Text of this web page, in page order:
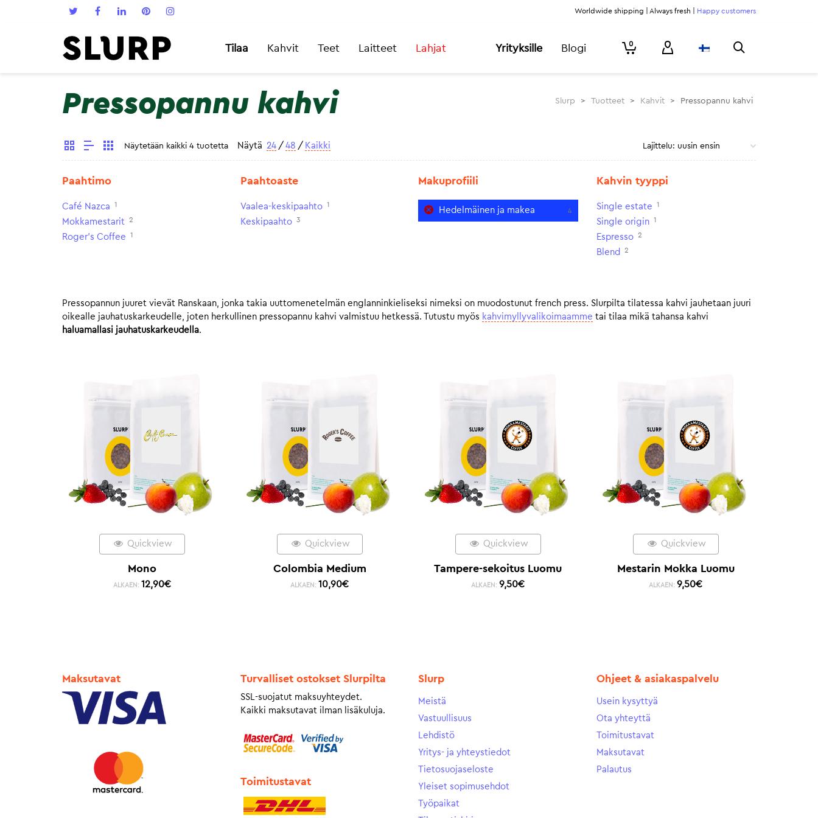
Worldwide shipping | Always fresh | Happy customers
Tilaa Kahvit Teet Laitteet Lahjat Yrityksille Blogi 0
Pressopannu kahvi Slurp > Tuotteet > Kahvit > Pressopannu kahvi
Näytetään kaikki 4 tuotetta Näytä 24 / 48 / Kaikki
Paahtimo
Café Nazca 1
Mokkamestarit 2
Roger's Coffee 1
Paahtoaste
Vaalea-keskipaahto 1
Keskipaahto 3
Makuprofiili
Hedelmäinen ja makea 4
Kahvin tyyppi
Single estate 1
Single origin 1
Espresso 2
Blend 2
Pressopannun juuret vievät Ranskaan, jonka takia uuttomenetelmän englanninkieliseksi nimeksi on muodostunut french press. Slurpilta tilatessa kahvi jauhetaan juuri
oikealle jauhatuskarkeudelle, joten herkullinen pressopannu kahvi valmistuu hetkessä. Tutustu myös kahvimyllyvalikoimaamme tai tilaa mikä tahansa kahvi
haluamallasi jauhatuskarkeudella.
Quickview
Mono
ALKAEN: 12,90€
Quickview
Colombia Medium
ALKAEN: 10,90€
Quickview
Tampere-sekoitus Luomu
ALKAEN:9,50€
Quickview
Mestarin Mokka Luomu
ALKAEN:9,50€
Maksutavat Turvalliset ostokset Slurpilta
SSL-suojatut maksuyhteydet.
Kaikki maksutavat ilman lisäkuluja.
Toimitustavat
Slurp
Meistä
Vastuullisuus
Lehdistö
Yritys- ja yhteystiedot
Tietosuojaseloste
Yleiset sopimusehdot
Työpaikat
Ohjeet & asiakaspalvelu
Usein kysyttyä
Ota yhteyttä
Toimitustavat
Maksutavat
Palautus